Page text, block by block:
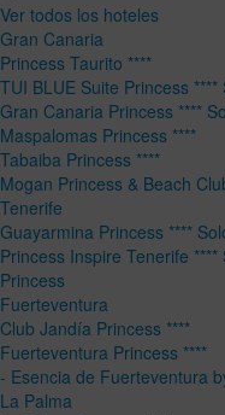
Ver todos los hoteles
Gran Canaria
Princess Taurito ****
TUI BLUE Suite Princess
Gran Canaria Princess ****
Maspalomas Princess ****
Tabaiba Princess ****
Mogan Princess & Beach
Tenerife
Guayarmina Princess ****
Princess Inspire Tenerife
Princess
Fuerteventura
Club Jandía Princess ****
Fuerteventura Princess ****
- Esencia de Fuerteventura
La Palma